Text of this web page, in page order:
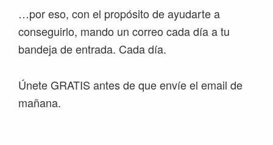
…por eso, con el propósito de ayudarte a
conseguirlo, mando un correo cada día a tu
bandeja de entrada. Cada día.
Únete GRATIS antes de que envíe el email de
mañana.